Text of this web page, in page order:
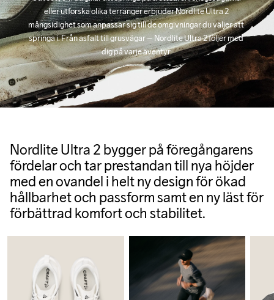
eller utforska olika terränger erbjuder Nordlite Ultra 2
mångsidighet som anpassar sig till de omgivningar du väljer att
springa i. Från asfalt till grusvägar – Nordlite Ultra 2 följer med
dig på varje äventyr.
Nordlite Ultra 2 bygger på föregångarens
fördelar och tar prestandan till nya höjder
med en ovandel i helt ny design för ökad
hållbarhet och passform samt en ny läst för
förbättrad komfort och stabilitet.